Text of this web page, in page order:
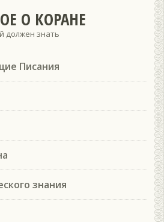
О КОРАНЕ
должен знать
Писания
знания